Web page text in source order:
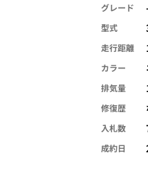
グレード
型式
走行距離
カラー
排気量
修復歴
入札数
成約日